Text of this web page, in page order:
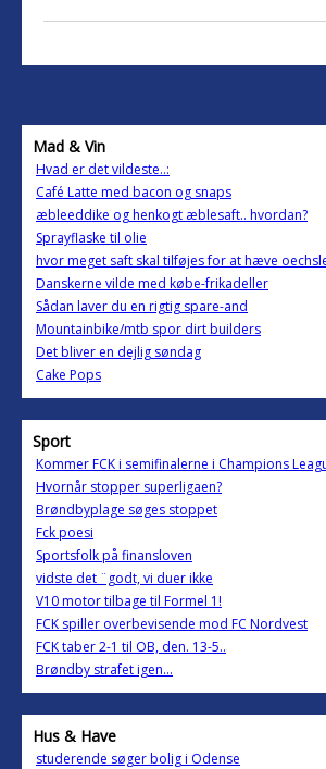
Mad & Vin
Hvad er det vildeste..:
Café Latte med bacon og snaps
æbleeddike og henkogt æblesaft.. hvordan?
Sprayflaske til olie
hvor meget saft skal tilføjes for at hæve
Danskerne vilde med købe-frikadeller
Sådan laver du en rigtig spare-and
Mountainbike/mtb spor dirt builders
Det bliver en dejlig søndag
Cake Pops
Sport
Kommer FCK i semifinalerne i Champions
Hvornår stopper superligaen?
Brøndbyplage søges stoppet
Fck poesi
Sportsfolk på finansloven
vidste det ¨godt, vi duer ikke
V10 motor tilbage til Formel 1!
FCK spiller overbevisende mod FC Nordvest
FCK taber 2-1 til OB, den. 13-5..
Brøndby strafet igen...
Hus & Have
studerende søger bolig i Odense